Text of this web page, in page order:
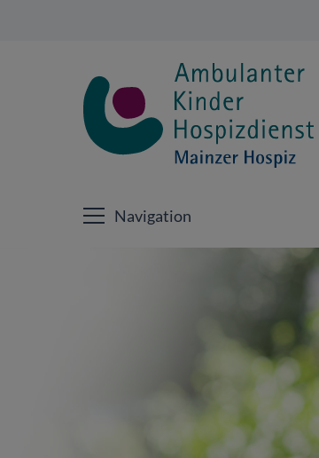
Navigation